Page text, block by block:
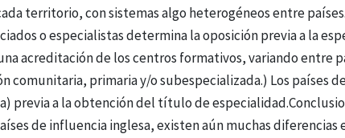
territorio, con sistemas algo heterogéneos entre
o especialistas determina la oposición previa a la
acreditación de los centros formativos, variando entre
primaria y/o subespecializada.) Los países
a la obtención del título de
de influencia inglesa, existen aún muchas diferencias